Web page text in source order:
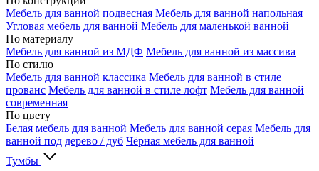
Мебель для ванной подвесная Мебель для ванной напольная
Угловая мебель для ванной Мебель для маленькой ванной
По материалу
Мебель для ванной из МДФ Мебель для ванной из массива
По стилю
Мебель для ванной классика Мебель для ванной в стиле
прованс Мебель для ванной в стиле лофт Мебель для ванной
современная
По цвету
Белая мебель для ванной Мебель для ванной серая Мебель для
ванной под дерево / дуб Чёрная мебель для ванной
Тумбы